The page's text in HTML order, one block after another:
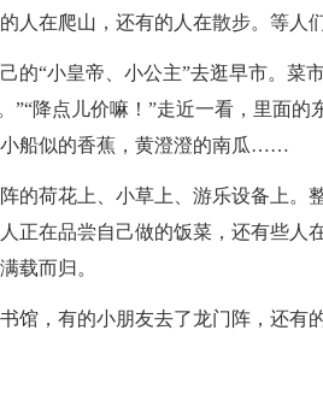
人在爬山，还有的人在散步。等人
的“小皇帝、小公主”去逛早市。菜
”“降点儿价嘛！”走近一看，里面
船似的香蕉，黄澄澄的南瓜……
的荷花上、小草上、游乐设备上。
正在品尝自己做的饭菜，还有些人
载而归。
馆，有的小朋友去了龙门阵，还有